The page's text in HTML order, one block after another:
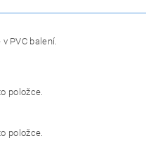
PVC balení.
položce.
položce.